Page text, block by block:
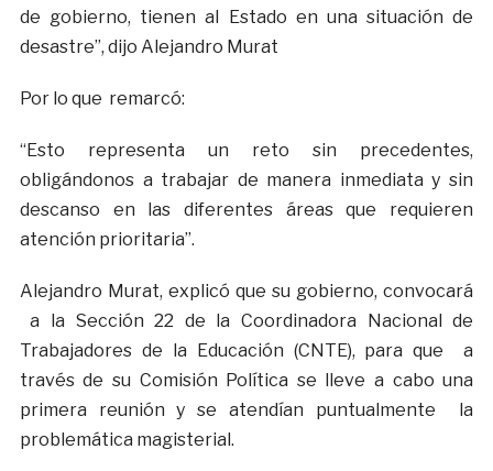
de gobierno, tienen al Estado en una situación de
desastre”, dijo Alejandro Murat
Por lo que remarcó:
“Esto representa un reto sin precedentes,
obligándonos a trabajar de manera inmediata y sin
descanso en las diferentes áreas que requieren
atención prioritaria”.
Alejandro Murat, explicó que su gobierno, convocará
a la Sección 22 de la Coordinadora Nacional de
Trabajadores de la Educación (CNTE), para que a
través de su Comisión Política se lleve a cabo una
primera reunión y se atendían puntualmente la
problemática magisterial.